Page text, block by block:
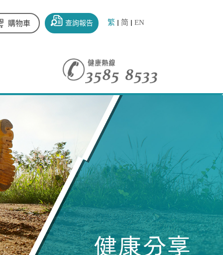
繁 简 EN
查詢報告
購物車